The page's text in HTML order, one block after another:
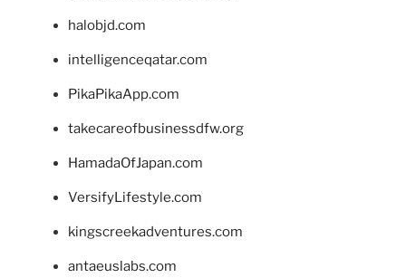
halobjd.com
intelligenceqatar.com
PikaPikaApp.com
takecareofbusinessdfw.org
HamadaOfJapan.com
VersifyLifestyle.com
kingscreekadventures.com
antaeuslabs.com